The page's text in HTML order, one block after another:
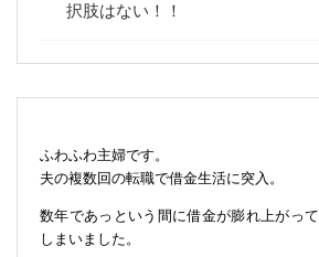
択肢はない！！
ふわふわ主婦です。
夫の複数回の転職で借金生活に突入。
数年であっという間に借金が膨れ上がって
しまいました。